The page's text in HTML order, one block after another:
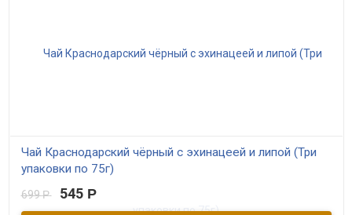
Чай Краснодарский чёрный с эхинацеей и липой (Три
упаковки по 75г)
В наличии
699Р 545 Р